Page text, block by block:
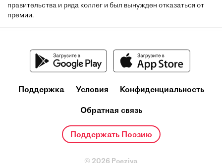
правительства и ряда коллег и был вынужден отказаться от
премии.
Поддержка Условия Конфиденциальность
Обратная связь
Поддержать Поэзию
© 2026 Poeziya